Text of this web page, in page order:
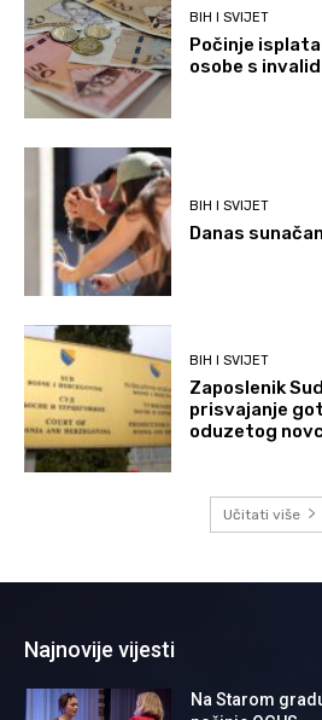
BIH I SVIJET
Počinje
osobe s
BIH I SVIJET
Danas
BIH I SVIJET
Zaposlenik
prisvajanje
oduzetog
Učitati više
Najnovije vijesti
Na Starom